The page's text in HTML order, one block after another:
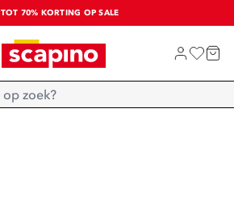
TOT 70% KORTING OP SALE
SALE: LAATSTE KANS!
SHOP NIEUW
Home